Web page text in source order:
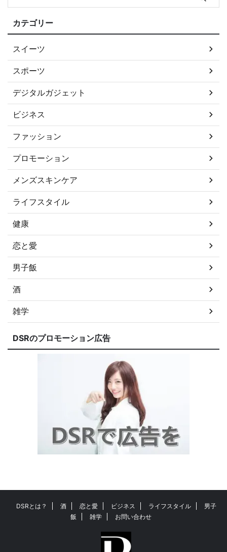
カテゴリー
スイーツ
スポーツ
デジタルガジェット
ビジネス
ファッション
プロモーション
メンズスキンケア
ライフスタイル
健康
恋と愛
男子飯
酒
雑学
DSRのプロモーション広告
DSRとは？ 酒 恋と愛 ビジネス ライフスタイル
男子
飯
雑学 お問い合わせ